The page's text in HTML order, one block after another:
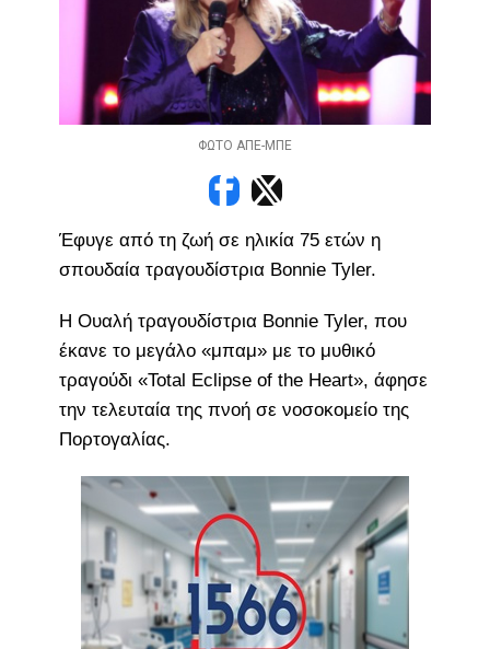
ΦΩΤΟ ΑΠΕ-ΜΠΕ
Έφυγε από τη ζωή σε ηλικία 75 ετών η
σπουδαία τραγουδίστρια Bonnie Tyler.
Η Ουαλή τραγουδίστρια Bonnie Tyler, που
έκανε το μεγάλο «μπαμ» με το μυθικό
τραγούδι «Total Eclipse of the Heart», άφησε
την τελευταία της πνοή σε νοσοκομείο της
Πορτογαλίας.